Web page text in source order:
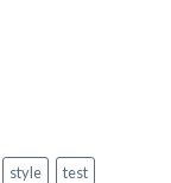
style
test